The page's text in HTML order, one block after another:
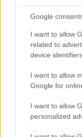
Google
I want to allow
related to
device
I want to allow
Google for
I want to allow
personalized
22·06·2013 03:42